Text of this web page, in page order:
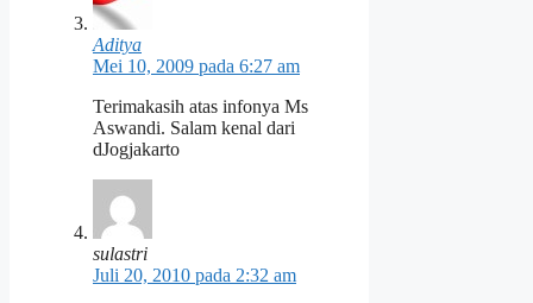
Aditya
Mei 10, 2009 pada 6:27 am
Terimakasih atas infonya Ms
Aswandi. Salam kenal dari
dJogjakarto
sulastri
Juli 20, 2010 pada 2:32 am